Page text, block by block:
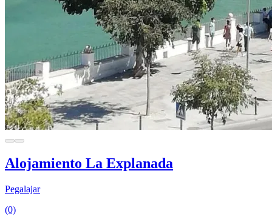
Alojamiento La Explanada
Pegalajar
(0)